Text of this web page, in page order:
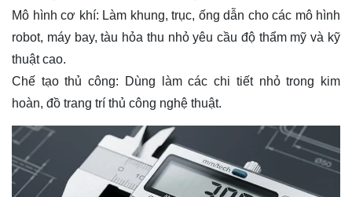
Mô hình cơ khí: Làm khung, trục, ống dẫn cho các mô hình
robot, máy bay, tàu hỏa thu nhỏ yêu cầu độ thẩm mỹ và kỹ
thuật cao.
Chế tạo thủ công: Dùng làm các chi tiết nhỏ trong kim
hoàn, đồ trang trí thủ công nghệ thuật.